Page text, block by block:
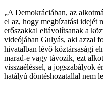
„A Demokráciában, az
el az, hogy megbízatási idejét
erőszakkal eltávolítsanak a
videójában Gulyás, aki azzal
hivatalban lévő köztársasági
marad-e vagy távozik, ezt
visszaéléssel, a jogszabályok
hatályú döntéshozatallal nem